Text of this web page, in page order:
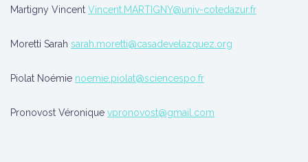
Martigny Vincent Vincent.MARTIGNY@univ-cotedazur.fr
Moretti Sarah sarah.moretti@casadevelazquez.org
Piolat Noémie noemie.piolat@sciencespo.fr
Pronovost Véronique vpronovost@gmail.com